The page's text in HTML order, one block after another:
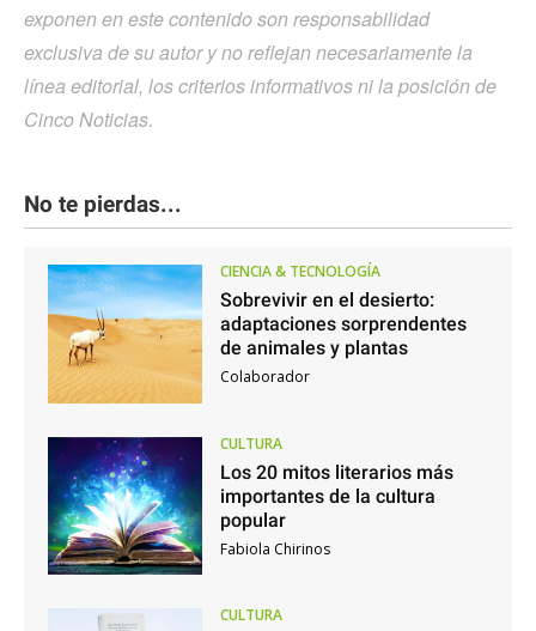
exponen en este contenido son responsabilidad
exclusiva de su autor y no reflejan necesariamente la
línea editorial, los criterios informativos ni la posición de
Cinco Noticias.
No te pierdas...
CIENCIA & TECNOLOGÍA
Sobrevivir en el desierto:
adaptaciones sorprendentes
de animales y plantas
Colaborador
CULTURA
Los 20 mitos literarios más
importantes de la cultura
popular
Fabiola Chirinos
CULTURA